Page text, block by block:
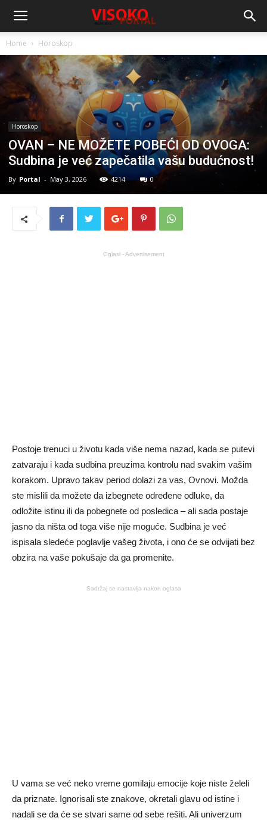
Home Horoskop
Horoskop
OVAN – NE MOŽETE POBEĆI OD OVOGA:
Sudbina je već zapečatila vašu budućnost!
By Portal - May 3, 2026 4214 0
Oglasi - Advertisement
Postoje trenuci u životu kada više nema nazad, kada se putevi
zatvaraju i kada sudbina preuzima kontrolu nad svakim vašim
korakom. Upravo takav period dolazi za vas, Ovnovi. Možda
ste mislili da možete da izbegnete određene odluke, da
odložite istinu ili da pobegnete od posledica – ali sada postaje
jasno da ništa od toga više nije moguće. Sudbina je već
ispisala sledeće poglavlje vašeg života, i ono će se odvijati bez
obzira na vaše pokušaje da ga promenite.
Sadržaj se nastavlja nakon oglasa
U vama se već neko vreme gomilaju emocije koje niste želeli
da priznate. Ignorisali ste znakove, okretali glavu od istine i
nadali se da će se stvari same od sebe rešiti. Ali univerzum